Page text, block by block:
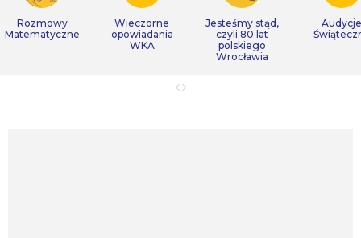
Rozmowy
Matematyczne
Wieczorne
opowiadania
WKA
Jesteśmy stąd,
czyli 80 lat
polskiego
Wrocławia
Audycje